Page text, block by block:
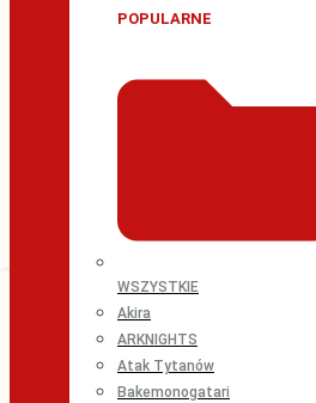
POPULARNE
WSZYSTKIE
Akira
ARKNIGHTS
Atak Tytanów
Bakemonogatari